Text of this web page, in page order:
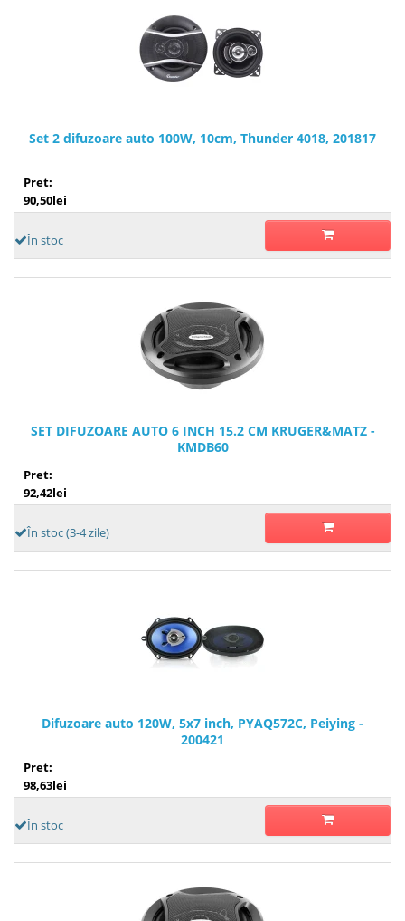
Set 2 difuzoare auto 100W, 10cm, Thunder 4018, 201817
Pret:
90,50lei
În stoc
SET DIFUZOARE AUTO 6 INCH 15.2 CM KRUGER&MATZ -
KMDB60
Pret:
92,42lei
În stoc (3-4 zile)
Difuzoare auto 120W, 5x7 inch, PYAQ572C, Peiying -
200421
Pret:
98,63lei
În stoc